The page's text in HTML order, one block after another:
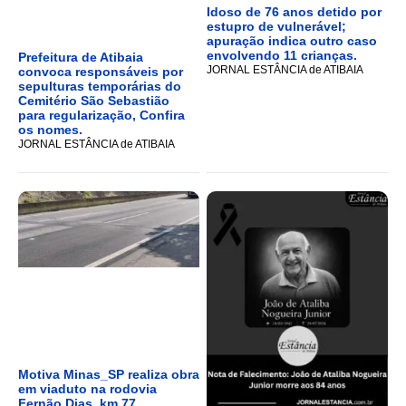
Prefeitura de Atibaia
convoca responsáveis por
sepulturas temporárias do
Cemitério São Sebastião
para regularização, Confira
os nomes.
JORNAL ESTÂNCIA de ATIBAIA
Idoso de 76 anos detido por
estupro de vulnerável;
apuração indica outro caso
envolvendo 11 crianças.
JORNAL ESTÂNCIA de ATIBAIA
Motiva Minas_SP realiza obra
em viaduto na rodovia